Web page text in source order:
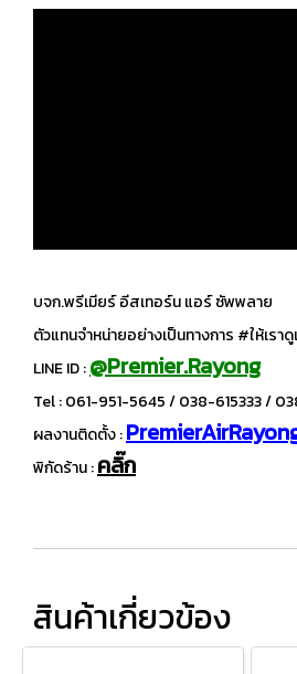
บจก.พรีเมียร์ อีสเทอร์น แอร์ ซัพพลาย
ตัวแทนจำหน่ายอย่างเป็นทางการ #ให้เร
LINE ID :@Premier.Rayong
Tel : 061-951-5645 / 038-615333 /
ผลงานติดตั้ง :
พิกัดร้าน :คลิ๊ก
สินค้าเกี่ยวข้อง